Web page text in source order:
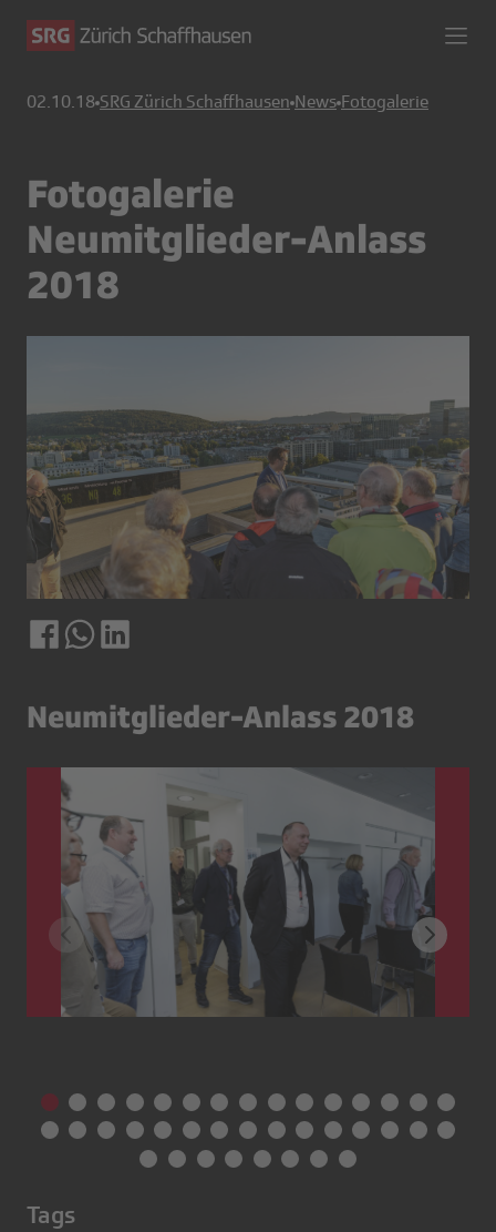
02.10.18 SRG Zürich Schaffhausen News Fotogalerie
Fotogalerie
Neumitglieder-Anlass
2018
Neumitglieder-Anlass 2018
Tags